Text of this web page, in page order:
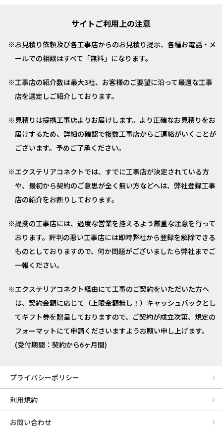
サイトご利用上の注意
お見積り依頼及び各工事店からのお見積り提示、各種お電話・メ
ールでの相談はすべて「無料」になります。
工事店の紹介数は最大3社、お客様のご要望に沿って最適な工事
店を選定しご紹介しております。
見積りは提携工事店よりお届けします。より正確なお見積りをお
届けするため、詳細の確認で複数工事店からご連絡がいくことが
ございます。予めご了承ください。
エクステリアコネクトでは、すでに工事店が決定されている方
や、最初から契約のご意思が全く無い方などへは、弊社登録工事
店の紹介をお断りしております。
提携の工事店には、過度な営業を控えるよう厳重な注意を行って
おります。評判の悪い工事店には即時弊社から登録を解除できる
ものとしておりますので、何か問題がございましたら弊社までご
一報ください。
エクステリアコネクト経由にて工事のご契約をいただいた方へ
は、契約金額に応じて（上限金額無し！）キャッシュバックとし
てギフト券を贈呈しておりますので、ご契約が成立次第、規定の
フォーマットにて申請くださいますようお願い申し上げます。
(受付期間：契約から6ヶ月間)
プライバシーポリシー
利用規約
お問い合わせ